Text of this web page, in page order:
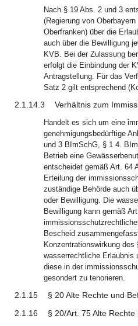
Nach § 19 Abs. 2 und 3
(Regierung von
Oberfranken) über die
auch über die Bewilligung
KVB. Bei der Zulassung
erfolgt die Einbindung der
Antragstellung. Für das
Satz 2 gilt entsprechend
2.1.14.3 Verhältnis zum
Handelt es sich um eine
genehmigungsbedürftige
und 3 BImSchG, § 1 4.
Betrieb eine
entscheidet gemäß Art. 64
Erteilung der
zuständige Behörde auch
oder Bewilligung. Die
Bewilligung kann gemäß
Bescheid
Konzentrationswirkung
wasserrechtliche Erlaubnis
diese in der
gesondert zu tenorieren.
2.1.15
§ 20 Alte Rechte und
2.1.16
§ 20/Art. 75 Alte